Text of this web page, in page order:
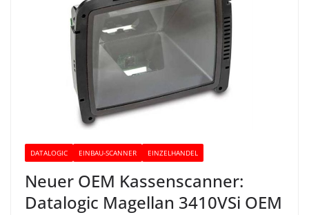
DATALOGIC EINBAU-SCANNER EINZELHANDEL
Neuer OEM Kassenscanner:
Datalogic Magellan 3410VSi OEM